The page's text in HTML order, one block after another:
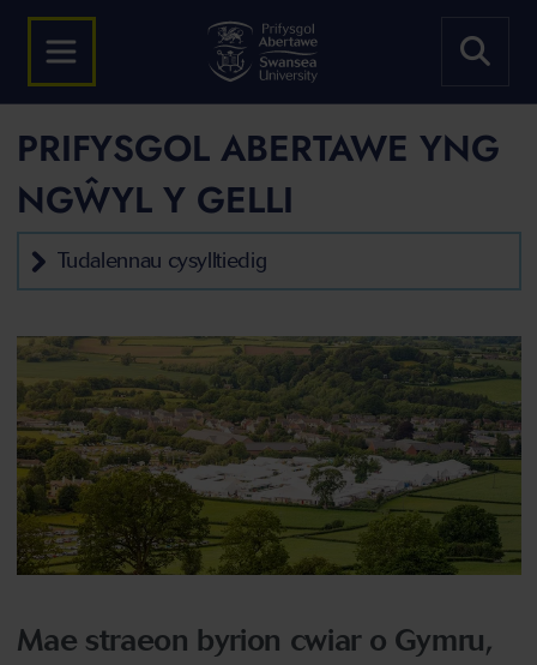
PRIFYSGOL ABERTAWE YNG
NGŴYL Y GELLI
Tudalennau cysylltiedig
Mae straeon byrion cwiar o Gymru,